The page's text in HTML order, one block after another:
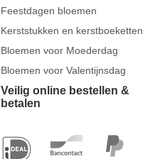
Feestdagen bloemen
Kerststukken en kerstboeketten
Bloemen voor Moederdag
Bloemen voor Valentijnsdag
Veilig online bestellen &
betalen